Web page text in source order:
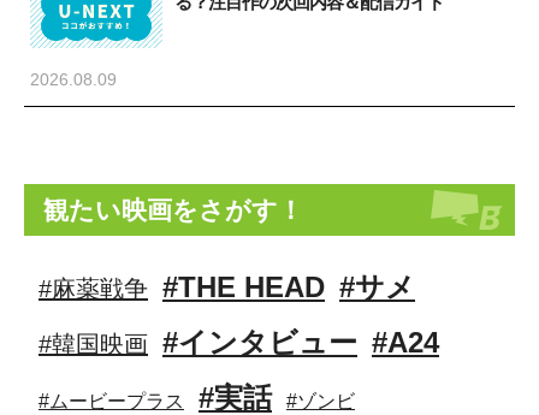
2026.08.09
観たい映画をさがす！
#麻薬戦争 #THE HEAD #サメ
#韓国映画 #インタビュー #A24
#ムービープラス #実話 #ゾンビ